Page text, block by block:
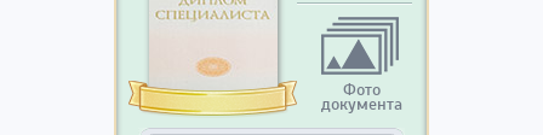
Фото
документа